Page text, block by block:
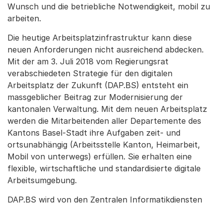
Wunsch und die betriebliche Notwendigkeit, mobil zu
arbeiten.
Die heutige Arbeitsplatzinfrastruktur kann diese
neuen Anforderungen nicht ausreichend abdecken.
Mit der am 3. Juli 2018 vom Regierungsrat
verabschiedeten Strategie für den digitalen
Arbeitsplatz der Zukunft (DAP.BS) entsteht ein
massgeblicher Beitrag zur Modernisierung der
kantonalen Verwaltung. Mit dem neuen Arbeitsplatz
werden die Mitarbeitenden aller Departemente des
Kantons Basel-Stadt ihre Aufgaben zeit- und
ortsunabhängig (Arbeitsstelle Kanton, Heimarbeit,
Mobil von unterwegs) erfüllen. Sie erhalten eine
flexible, wirtschaftliche und standardisierte digitale
Arbeitsumgebung.
DAP.BS wird von den Zentralen Informatikdiensten